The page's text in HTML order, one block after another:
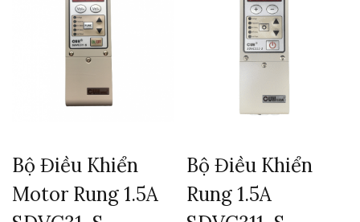
Bộ Điều Khiển
Motor Rung 1.5A
Bộ Điều Khiển
Rung 1.5A